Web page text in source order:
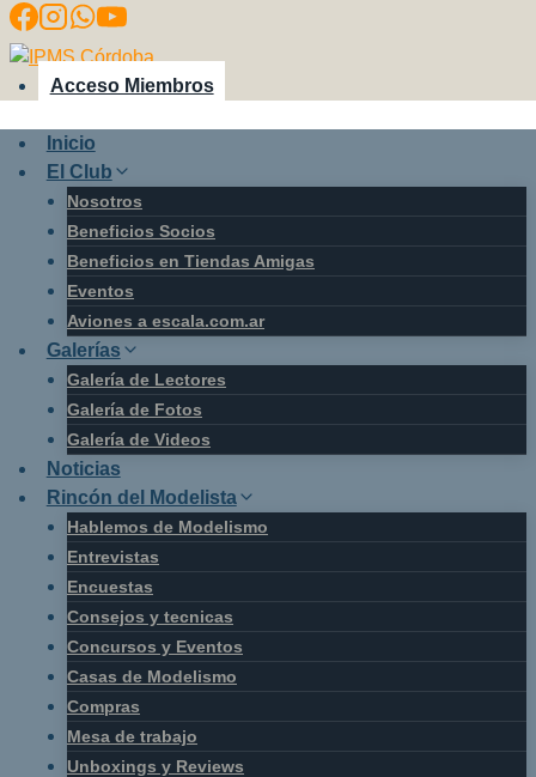
Saltar
al
contenido
Acceso Miembros
Inicio
El Club
Nosotros
Beneficios Socios
Beneficios en Tiendas Amigas
Eventos
Aviones a escala.com.ar
Galerías
Galería de Lectores
Galería de Fotos
Galería de Videos
Noticias
Rincón del Modelista
Hablemos de Modelismo
Entrevistas
Encuestas
Consejos y tecnicas
Concursos y Eventos
Casas de Modelismo
Compras
Mesa de trabajo
Unboxings y Reviews